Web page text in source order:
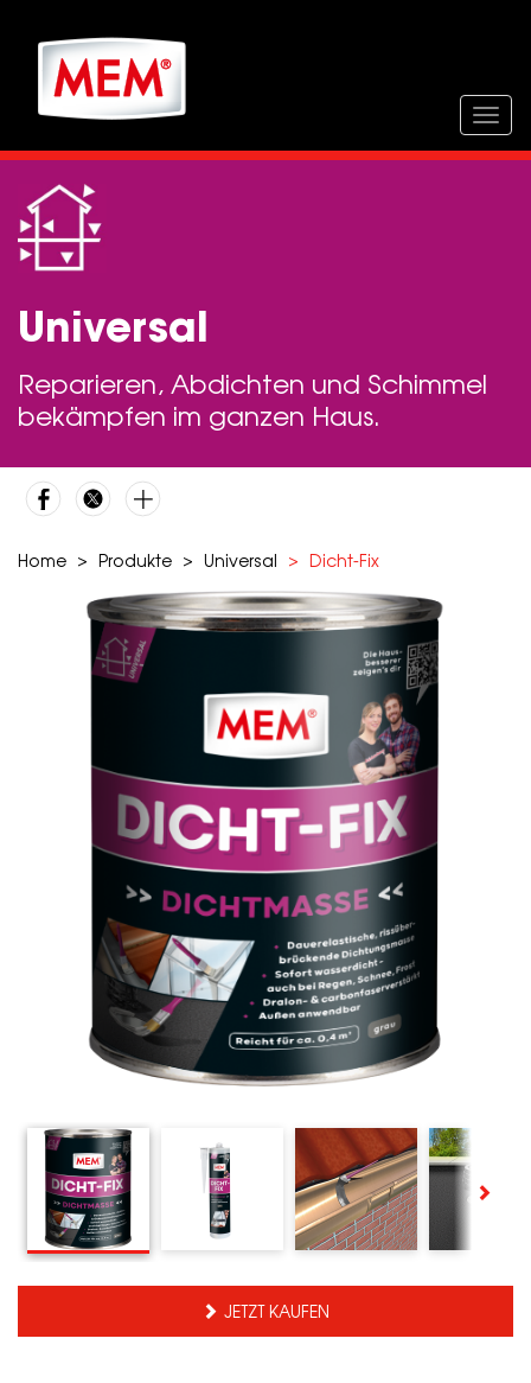
Universal
Reparieren, Abdichten und Schimmel
bekämpfen im ganzen Haus.
Home Produkte Universal Dicht-Fix
JETZT KAUFEN